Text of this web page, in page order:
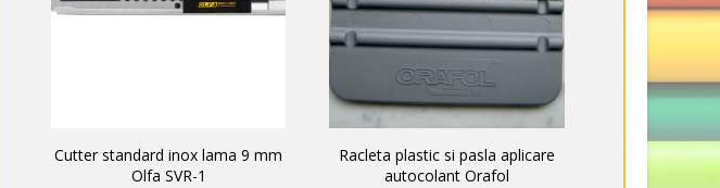
Cutter standard inox lama 9 mm
Olfa SVR-1
Racleta plastic si pasla aplicare
autocolant Orafol